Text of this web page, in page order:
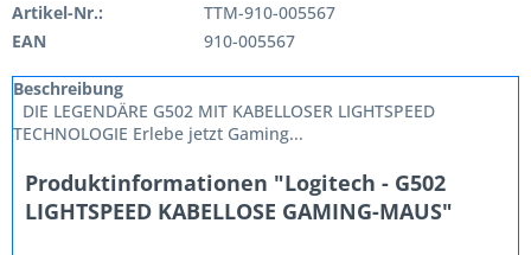
Artikel-Nr.:
TTM-910-005567
EAN
910-005567
Beschreibung
DIE LEGENDÄRE G502 MIT KABELLOSER LIGHTSPEED
TECHNOLOGIE Erlebe jetzt Gaming...
Produktinformationen "Logitech - G502
LIGHTSPEED KABELLOSE GAMING-MAUS"